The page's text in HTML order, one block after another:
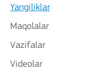
Yangiliklar
Maqolalar
Vazifalar
Videolar